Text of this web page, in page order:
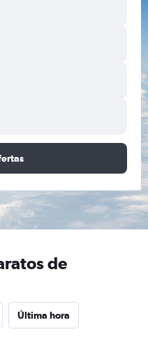
de
Última hora